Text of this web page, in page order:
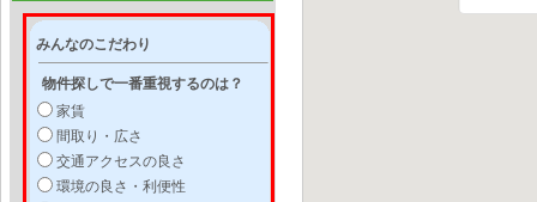
みんなのこだわり
物件探しで一番重視するのは？
家賃
間取り・広さ
交通アクセスの良さ
環境の良さ・利便性